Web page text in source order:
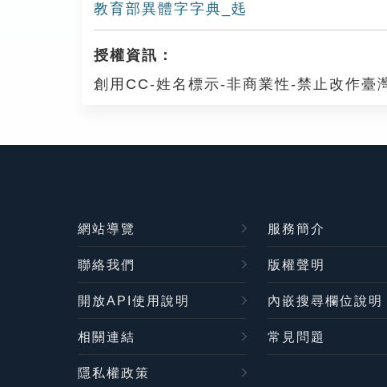
教育部異體字字典_㲍
授權資訊：
創用CC-姓名標示-非商業性-禁止改作臺
網站導覽 服務簡介
聯絡我們 版權聲明
開放API使用說明 內嵌搜尋欄位說明
相關連結 常見問題
隱私權政策